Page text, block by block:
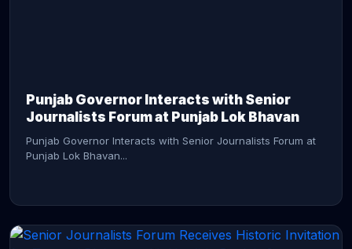
Punjab Governor Interacts with Senior
Journalists Forum at Punjab Lok Bhavan
Punjab Governor Interacts with Senior Journalists Forum at
Punjab Lok Bhavan...